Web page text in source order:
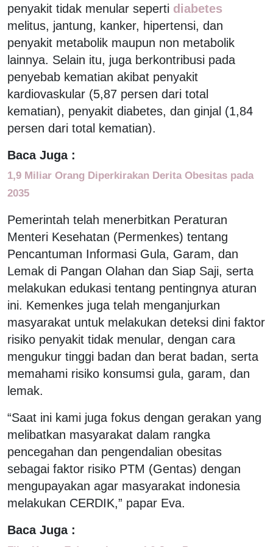
penyakit tidak menular seperti diabetes
melitus, jantung, kanker, hipertensi, dan
penyakit metabolik maupun non metabolik
lainnya. Selain itu, juga berkontribusi pada
penyebab kematian akibat penyakit
kardiovaskular (5,87 persen dari total
kematian), penyakit diabetes, dan ginjal (1,84
persen dari total kematian).
Baca Juga :
1,9 Miliar Orang Diperkirakan Derita Obesitas pada
2035
Pemerintah telah menerbitkan Peraturan
Menteri Kesehatan (Permenkes) tentang
Pencantuman Informasi Gula, Garam, dan
Lemak di Pangan Olahan dan Siap Saji, serta
melakukan edukasi tentang pentingnya aturan
ini. Kemenkes juga telah menganjurkan
masyarakat untuk melakukan deteksi dini faktor
risiko penyakit tidak menular, dengan cara
mengukur tinggi badan dan berat badan, serta
memahami risiko konsumsi gula, garam, dan
lemak.
“Saat ini kami juga fokus dengan gerakan yang
melibatkan masyarakat dalam rangka
pencegahan dan pengendalian obesitas
sebagai faktor risiko PTM (Gentas) dengan
mengupayakan agar masyarakat indonesia
melakukan CERDIK,” papar Eva.
Baca Juga :